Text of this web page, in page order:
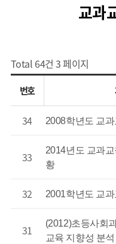
교과
Total 64건 3 페이지
번호
34 2008학년도 교
33
2014년도 교과
황
32 2001학년도 교
31
(2012)초등사회
교육 지향성 분석